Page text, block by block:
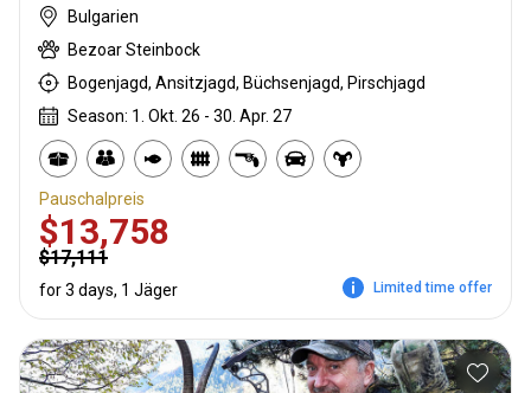
Bulgarien
Bezoar Steinbock
Bogenjagd, Ansitzjagd, Büchsenjagd, Pirschjagd
Season: 1. Okt. 26 - 30. Apr. 27
Pauschalpreis
$13,758
$17,111
for 3 days, 1 Jäger Limited time offer